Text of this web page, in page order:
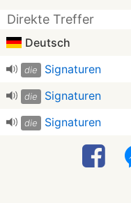
Direkte Treffer
Deutsch
die Signaturen
die Signaturen
die Signaturen